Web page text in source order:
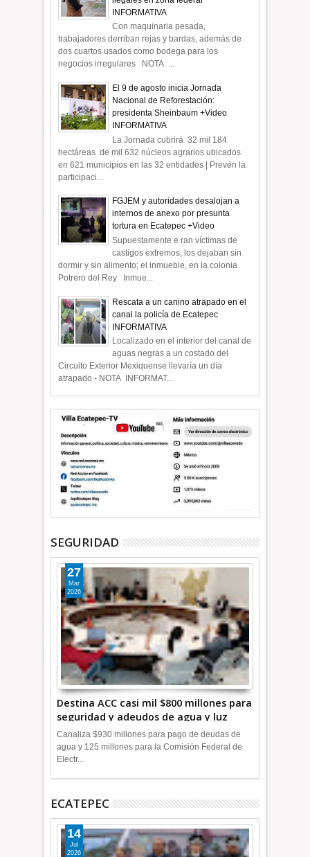
INFORMATIVA
Con maquinaria pesada,
trabajadores derriban rejas y bardas, además de
dos cuartos usados como bodega para los
negocios irregulares NOTA ...
El 9 de agosto inicia Jornada
Nacional de Reforestación:
presidenta Sheinbaum +Video
INFORMATIVA
La Jornada cubrirá 32 mil 184
hectáreas de mil 632 núcleos agrarios ubicados
en 621 municipios en las 32 entidades | Prevén la
participaci...
FGJEM y autoridades desalojan a
internos de anexo por presunta
tortura en Ecatepec +Video
Supuestamente e ran víctimas de
castigos extremos, los dejaban sin
dormir y sin alimento; el inmueble, en la colonia
Potrero del Rey Inmue...
Rescata a un canino atrapado en el
canal la policía de Ecatepec
INFORMATIVA
Localizado en el interior del canal de
aguas negras a un costado del
Circuito Exterior Mexiquense llevaría un día
atrapado - NOTA INFORMAT...
SEGURIDAD
Destina ACC casi mil $800 millones para
seguridad y adeudos de agua y luz
+Video
27
Mar
2026
Canaliza $930 millones para pago de deudas de
agua y 125 millones para la Comisión Federal de
Electr...
ECATEPEC
14
Jul
2026